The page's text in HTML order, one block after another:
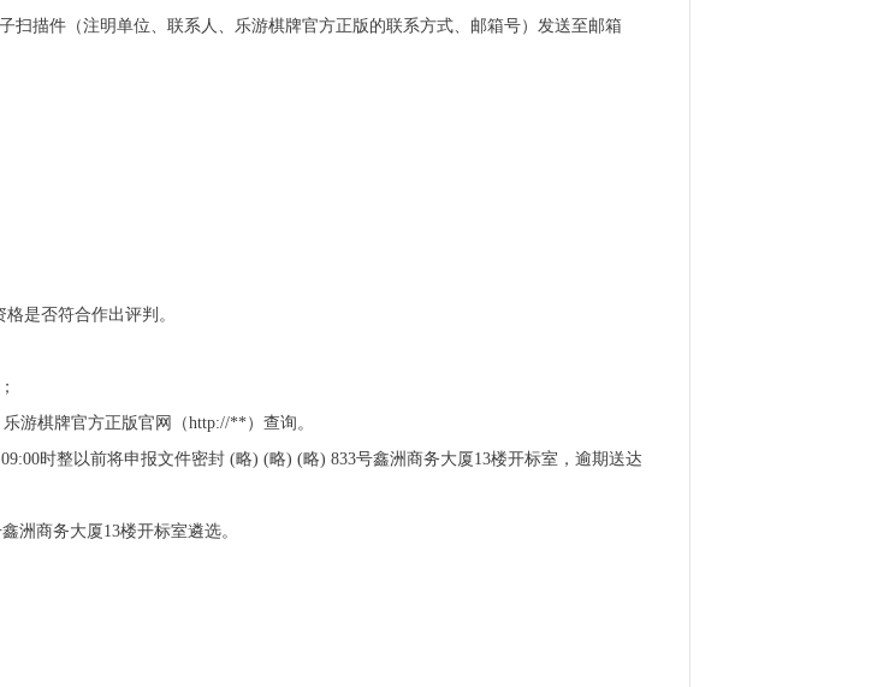
扫描件（注明单位、联系人、乐游棋牌官方正版的联系方式、邮箱号）发送至邮箱
是否符合作出评判。
游棋牌官方正版官网（http://**）查询。
时整以前将申报文件密封 (略) (略) (略) 833号鑫洲商务大厦13楼开标室，逾期送达
洲商务大厦13楼开标室遴选。